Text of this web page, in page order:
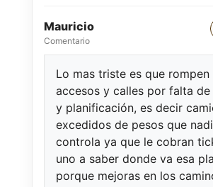
Mauricio
Comentario
Lo mas triste es que rompen
accesos y calles por falta
y planificación, es decir
excedidos de pesos que
controla ya que le cobran
uno a saber donde va esa
porque mejoras en los